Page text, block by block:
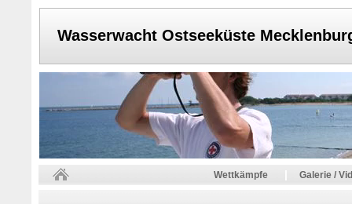
Wasserwacht Ostseeküste
Wettkämpfe Galerie /